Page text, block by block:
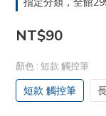
NT$90
顏色 : 短款 觸控筆
短款 觸控筆